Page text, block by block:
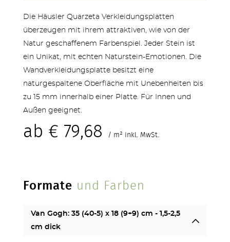
TERRASSEN
Die Häusler Quarzeta Verkleidungsplatten
überzeugen mit ihrem attraktiven, wie von der
Natur geschaffenem Farbenspiel. Jeder Stein ist
ein Unikat, mit echten Naturstein-Emotionen. Die
Wandverkleidungsplatte besitzt eine
naturgespaltene Oberfläche mit Unebenheiten bis
zu 15 mm innerhalb einer Platte. Für Innen und
Außen geeignet.
ab € 79,68 / m² inkl. MwSt.
Formate und Farben
Van Gogh: 35 (40-5) x 18 (9+9) cm - 1,5-2,5
cm dick